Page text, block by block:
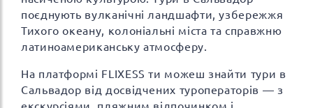
поєднують вулканічні ландшафти, узбережжя
Тихого океану, колоніальні міста та справжню
латиноамериканську атмосферу.
На платформі FLIXESS ти можеш знайти тури в
Сальвадор від досвідчених туроператорів — з